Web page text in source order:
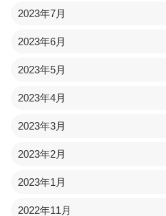
2023年7月
2023年6月
2023年5月
2023年4月
2023年3月
2023年2月
2023年1月
2022年11月